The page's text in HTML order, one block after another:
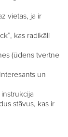
vietas, ja ir
kas radikāli
(ūdens tvertne
un
stāvus, kas ir